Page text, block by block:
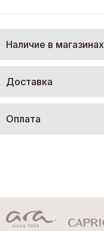
Наличие в магазинах
Доставка
Оплата